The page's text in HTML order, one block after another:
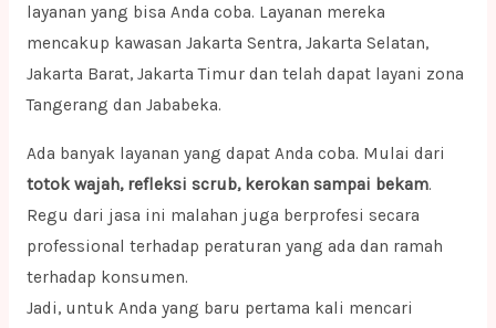
layanan yang bisa Anda coba. Layanan mereka
mencakup kawasan Jakarta Sentra, Jakarta Selatan,
Jakarta Barat, Jakarta Timur dan telah dapat layani zona
Tangerang dan Jababeka.
Ada banyak layanan yang dapat Anda coba. Mulai dari
totok wajah, refleksi scrub, kerokan sampai bekam.
Regu dari jasa ini malahan juga berprofesi secara
professional terhadap peraturan yang ada dan ramah
terhadap konsumen.
Jadi, untuk Anda yang baru pertama kali mencari